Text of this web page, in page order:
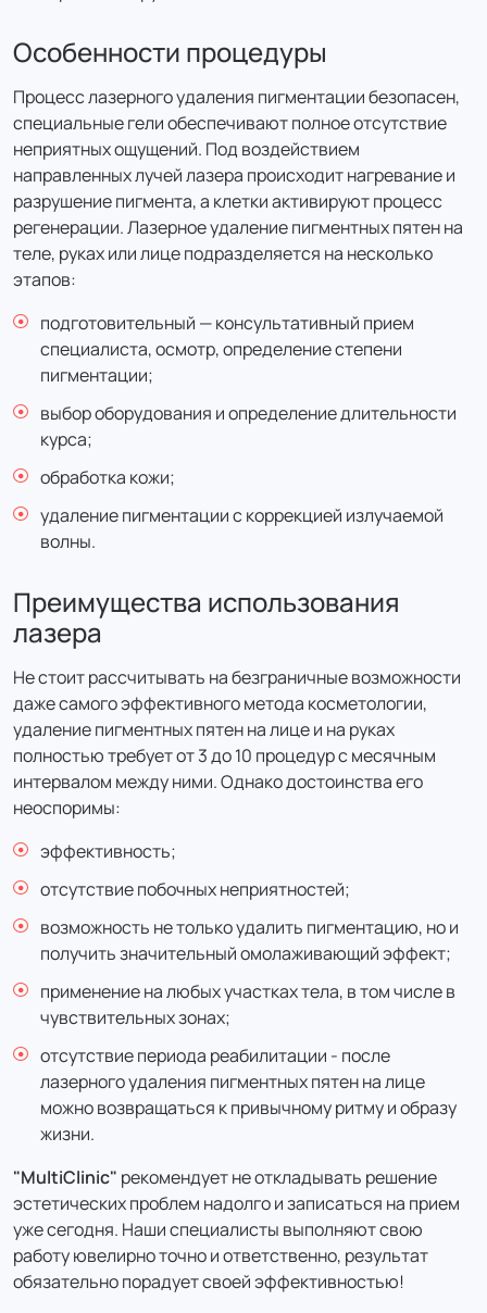
Особенности процедуры
Процесс лазерного удаления пигментации безопасен,
специальные гели обеспечивают полное отсутствие
неприятных ощущений. Под воздействием
направленных лучей лазера происходит нагревание и
разрушение пигмента, а клетки активируют процесс
регенерации. Лазерное удаление пигментных пятен на
теле, руках или лице подразделяется на несколько
этапов:
подготовительный — консультативный прием
специалиста, осмотр, определение степени
пигментации;
выбор оборудования и определение длительности
курса;
обработка кожи;
удаление пигментации с коррекцией излучаемой
волны.
Преимущества использования
лазера
Не стоит рассчитывать на безграничные возможности
даже самого эффективного метода косметологии,
удаление пигментных пятен на лице и на руках
полностью требует от 3 до 10 процедур с месячным
интервалом между ними. Однако достоинства его
неоспоримы:
эффективность;
отсутствие побочных неприятностей;
возможность не только удалить пигментацию, но и
получить значительный омолаживающий эффект;
применение на любых участках тела, в том числе в
чувствительных зонах;
отсутствие периода реабилитации - после
лазерного удаления пигментных пятен на лице
можно возвращаться к привычному ритму и образу
жизни.
"MultiClinic" рекомендует не откладывать решение
эстетических проблем надолго и записаться на прием
уже сегодня. Наши специалисты выполняют свою
работу ювелирно точно и ответственно, результат
обязательно порадует своей эффективностью!